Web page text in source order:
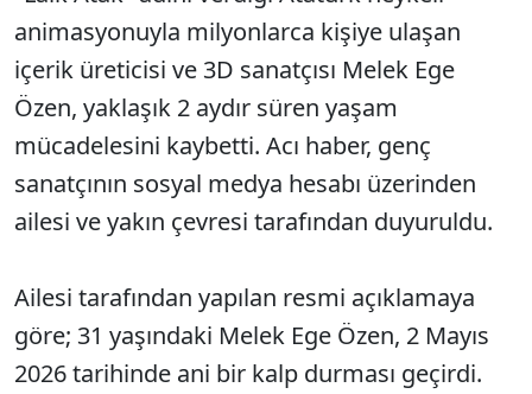
animasyonuyla milyonlarca kişiye ulaşan
içerik üreticisi ve 3D sanatçısı Melek Ege
Özen, yaklaşık 2 aydır süren yaşam
mücadelesini kaybetti. Acı haber, genç
sanatçının sosyal medya hesabı üzerinden
ailesi ve yakın çevresi tarafından duyuruldu.
Ailesi tarafından yapılan resmi açıklamaya
göre; 31 yaşındaki Melek Ege Özen, 2 Mayıs
2026 tarihinde ani bir kalp durması geçirdi.